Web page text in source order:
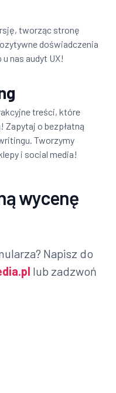
tworząc stronę
doświadczenia
nas audyt UX!
treści, które
Zapytaj o bezpłatną
Tworzymy
i social media!
wycenę
Napisz do
lub zadzwoń